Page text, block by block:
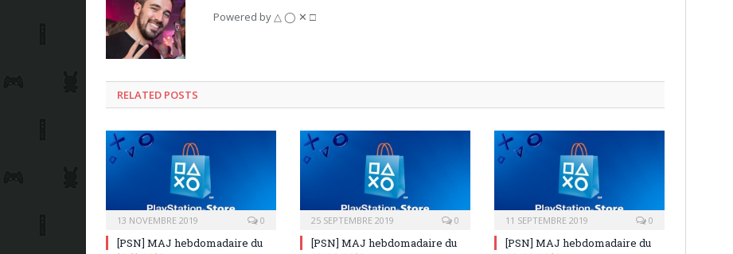
Powered by △ ◯ ✕ □
RELATED POSTS
13 NOVEMBRE 2019 0
[PSN] MAJ hebdomadaire du
25 SEPTEMBRE 2019 0
[PSN] MAJ hebdomadaire du
11 SEPTEMBRE 2019 0
[PSN] MAJ hebdomadaire du